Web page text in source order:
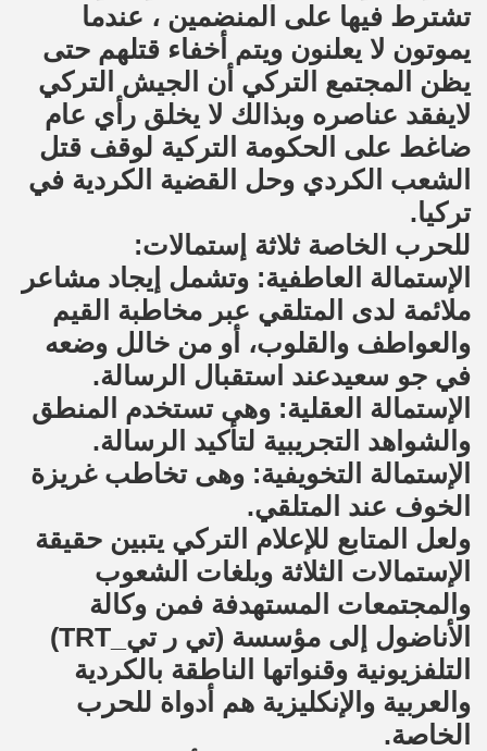
تشترط فيها على المنضمين ، عندما
يموتون لا يعلنون ويتم أخفاء قتلهم حتى
يظن المجتمع التركي أن الجيش التركي
لايفقد عناصره وبذالك لا يخلق رأي عام
ضاغط على الحكومة التركية لوقف قتل
الشعب الكردي وحل القضية الكردية في
تركيا.
للحرب الخاصة ثلاثة إستمالات:
الإستمالة العاطفية: وتشمل إيجاد مشاعر
ملائمة لدى المتلقي عبر مخاطبة القيم
والعواطف والقلوب، أو من خالل وضعه
في جو سعيدعند استقبال الرسالة.
الإستمالة العقلية: وهى تستخدم المنطق
والشواهد التجريبية لتأكيد الرسالة.
الإستمالة التخويفية: وهى تخاطب غريزة
الخوف عند المتلقي.
ولعل المتابع للإعلام التركي يتبين حقيقة
الإستمالات الثلاثة وبلغات الشعوب
والمجتمعات المستهدفة فمن وكالة
الأناضول إلى مؤسسة (تي ر تي_TRT)
التلفزيونية وقنواتها الناطقة بالكردية
والعربية والإنكليزية هم أدواة للحرب
الخاصة.